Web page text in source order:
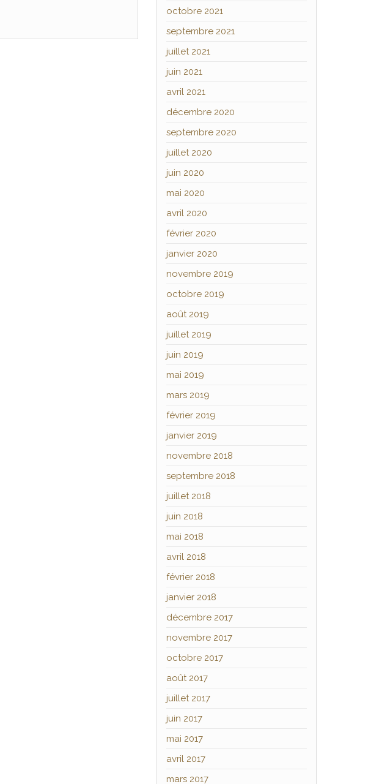
octobre 2021
septembre 2021
juillet 2021
juin 2021
avril 2021
décembre 2020
septembre 2020
juillet 2020
juin 2020
mai 2020
avril 2020
février 2020
janvier 2020
novembre 2019
octobre 2019
août 2019
juillet 2019
juin 2019
mai 2019
mars 2019
février 2019
janvier 2019
novembre 2018
septembre 2018
juillet 2018
juin 2018
mai 2018
avril 2018
février 2018
janvier 2018
décembre 2017
novembre 2017
octobre 2017
août 2017
juillet 2017
juin 2017
mai 2017
avril 2017
mars 2017